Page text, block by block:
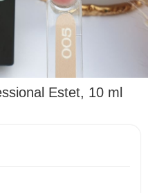
Estet, 10 ml